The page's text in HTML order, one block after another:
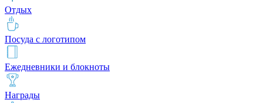
Отдых
Посуда с логотипом
Ежедневники и блокноты
Награды